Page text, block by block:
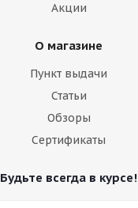
Акции
О магазине
Пункт выдачи
Статьи
Обзоры
Сертификаты
Будьте всегда в курсе!